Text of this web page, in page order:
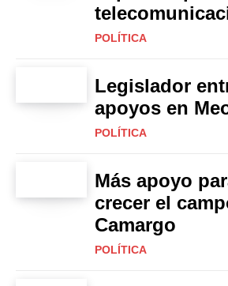
POLÍTICA
Legislador
apoyos en
POLÍTICA
Más apoyo
crecer el
Camargo
POLÍTICA